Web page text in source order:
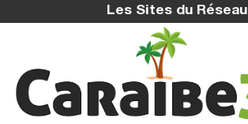
Les Sites du Réseau